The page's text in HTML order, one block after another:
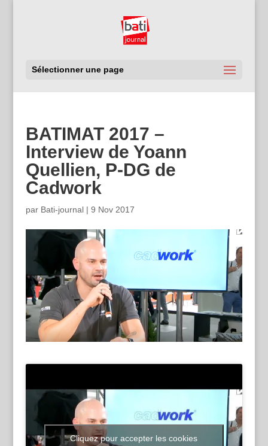
Sélectionner une page
BATIMAT 2017 –
Interview de Yoann
Quellien, P-DG de
Cadwork
par Bati-journal| 9 Nov 2017
Cliquez pour accepter les cookies